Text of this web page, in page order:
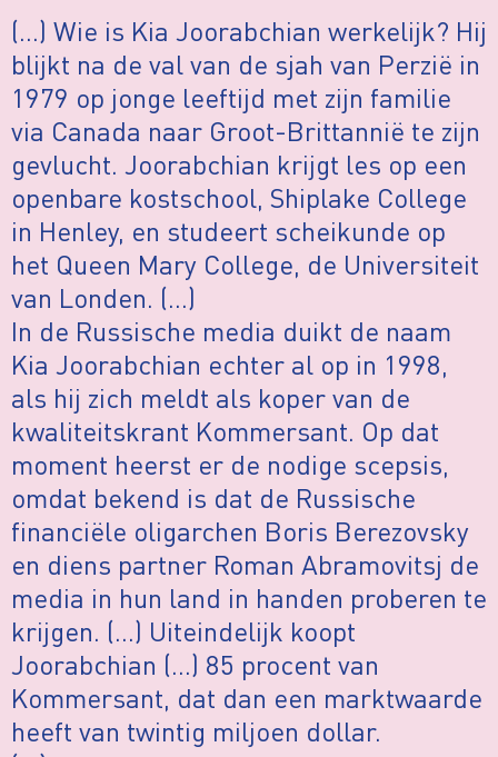
(…) Wie is Kia Joorabchian werkelijk? Hij
blijkt na de val van de sjah van Perzië in
1979 op jonge leeftijd met zijn familie
via Canada naar Groot-Brittannië te zijn
gevlucht. Joorabchian krijgt les op een
openbare kostschool, Shiplake College
in Henley, en studeert scheikunde op
het Queen Mary College, de Universiteit
van Londen. (…)
In de Russische media duikt de naam
Kia Joorabchian echter al op in 1998,
als hij zich meldt als koper van de
kwaliteitskrant Kommersant. Op dat
moment heerst er de nodige scepsis,
omdat bekend is dat de Russische
financiële oligarchen Boris Berezovsky
en diens partner Roman Abramovitsj de
media in hun land in handen proberen te
krijgen. (…) Uiteindelijk koopt
Joorabchian (…) 85 procent van
Kommersant, dat dan een marktwaarde
heeft van twintig miljoen dollar.